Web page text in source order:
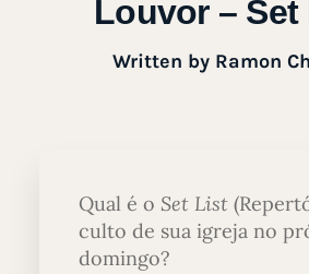
Louvor – Set
Written byRamon
Qual é o Set List
culto de sua igreja no
domingo?